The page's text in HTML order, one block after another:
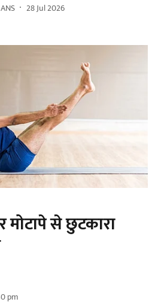
28 Jul 2026
से छुटकारा
pm